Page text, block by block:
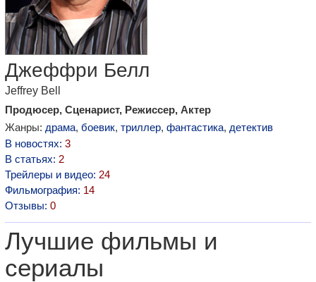
Джеффри Белл
Jeffrey Bell
Продюсер, Сценарист, Режиссер, Актер
Жанры: драма, боевик, триллер, фантастика, детектив
В новостях: 3
В статьях: 2
Трейлеры и видео: 24
Фильмография: 14
Отзывы: 0
Лучшие фильмы и
сериалы